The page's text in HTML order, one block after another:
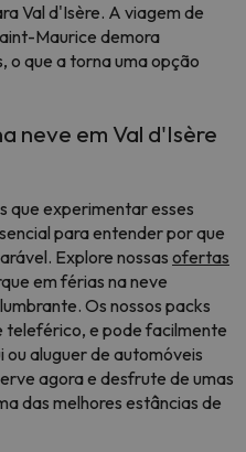
Val d'Isère. A viagem de
Maurice demora
o que a torna uma opção
neve em Val d'Isère
que experimentar esses
para entender por que
Explore nossas ofertas
em férias na neve
Os nossos packs
teleférico, e pode facilmente
aluguer de automóveis
agora e desfrute de umas
das melhores estâncias de